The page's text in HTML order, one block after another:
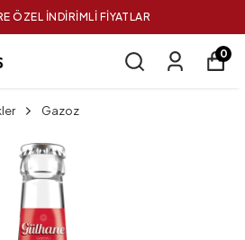
ÖZEL İNDİRİMLİ FİYATLAR
0
Gazoz